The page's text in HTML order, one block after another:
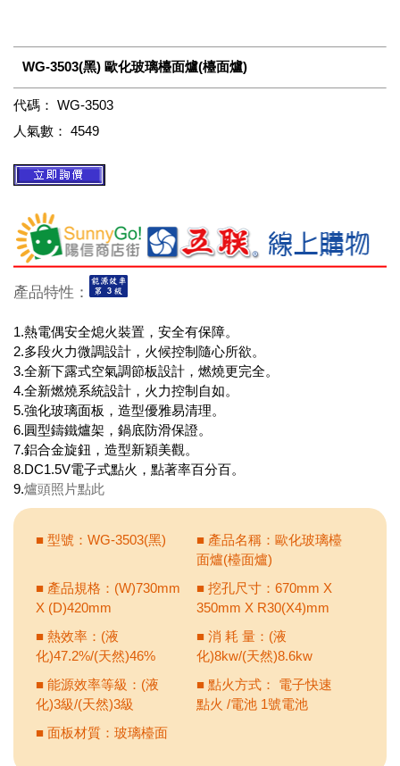
WG-3503(黑) 歐化玻璃檯面爐(檯面爐)
代碼： WG-3503
人氣數： 4549
產品特性：
1.熱電偶安全熄火裝置，安全有保障。
2.多段火力微調設計，火候控制隨心所欲。
3.全新下露式空氣調節板設計，燃燒更完全。
4.全新燃燒系統設計，火力控制自如。
5.強化玻璃面板，造型優雅易清理。
6.圓型鑄鐵爐架，鍋底防滑保證。
7.鋁合金旋鈕，造型新穎美觀。
8.DC1.5V電子式點火，點著率百分百。
9.爐頭照片點此
■ 型號：WG-3503(黑)
■ 產品名稱：歐化玻璃檯
面爐(檯面爐)
■ 產品規格：(W)730mm
X (D)420mm
■ 挖孔尺寸：670mm X
350mm X R30(X4)mm
■ 熱效率：(液
化)47.2%/(天然)46%
■ 消 耗 量：(液
化)8kw/(天然)8.6kw
■ 能源效率等級：(液
化)3級/(天然)3級
■ 點火方式： 電子快速
點火 /電池 1號電池
■ 面板材質：玻璃檯面